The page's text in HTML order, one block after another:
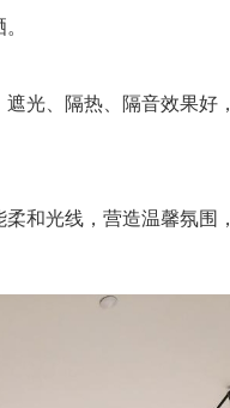
、隔热、隔音效果好
光线，营造温馨氛围